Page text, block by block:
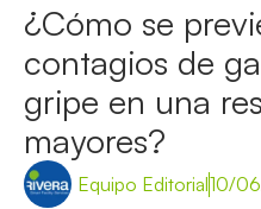
¿Cómo se
contagios de
gripe en una
mayores?
Equipo Editorial10/